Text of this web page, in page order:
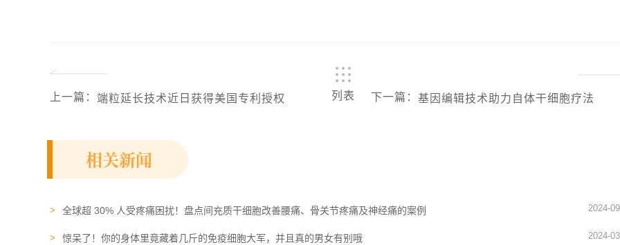
上一篇 ： 端粒延长技术近日获得美国专利授权 列表 下一篇 ： 基因编辑技术助力自体干细胞疗法
相关新闻
全球超 30% 人受疼痛困扰！盘点间充质干细胞改善腰痛、骨关节疼痛及神经痛的案例 2024-
惊呆了！你的身体里竟藏着几斤的免疫细胞大军，并且真的男女有别哦 2024-